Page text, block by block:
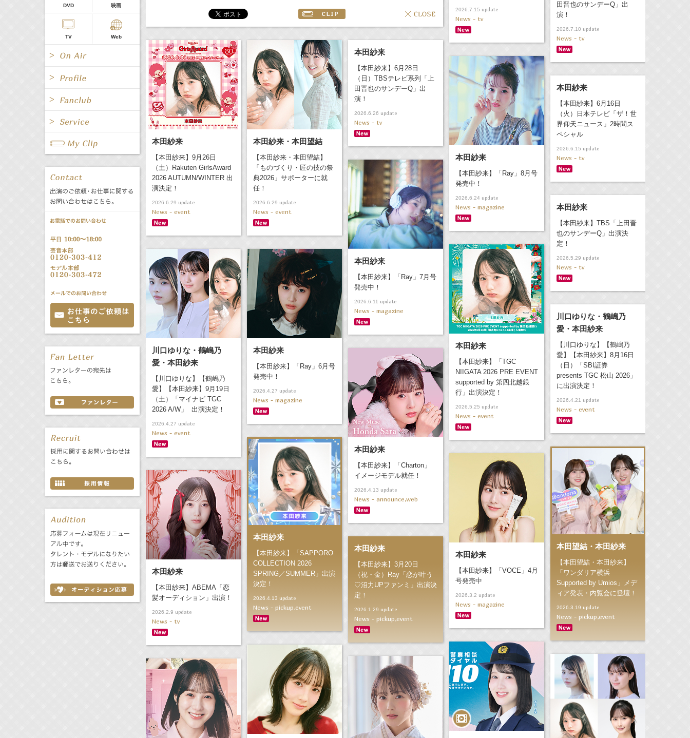
2026.7.15 update
News - tv
田晋也のサンデーQ」出
演！
2026.7.10 update
News - tv
本田紗来
【本田紗来】9月26日
（土）Rakuten GirlsAward
2026 AUTUMN/WINTER 出
演決定！
2026.6.29 update
News - event
本田紗来・本田望結
【本田紗来・本田望結】
「ものづくり・匠の技の祭
典2026」サポーターに就
任！
2026.6.29 update
News - event
本田紗来
【本田紗来】6月28日
（日）TBSテレビ系列「上
田晋也のサンデーQ」出
演！
2026.6.26 update
News - tv
本田紗来
【本田紗来】「Ray」8月号
発売中！
2026.6.24 update
News - magazine
本田紗来
【本田紗来】6月16日
（火）日本テレビ「ザ！世
界仰天ニュース」2時間ス
ペシャル
2026.6.15 update
News - tv
本田紗来
【本田紗来】「Ray」7月号
発売中！
2026.6.11 update
News - magazine
本田紗来
【本田紗来】TBS「上田晋
也のサンデーQ」出演決
定！
2026.5.29 update
News - tv
本田紗来
【本田紗来】「TGC
NIIGATA 2026 PRE EVENT
supported by 第四北越銀
行」出演決定！
2026.5.25 update
News - event
川口ゆりな・鶴嶋乃
愛・本田紗来
【川口ゆりな】【鶴嶋乃
愛】【本田紗来】9月19日
（土）「マイナビ TGC
2026 A/W」 出演決定！
2026.4.27 update
News - event
本田紗来
【本田紗来】「Ray」6月号
発売中！
2026.4.27 update
News - magazine
川口ゆりな・鶴嶋乃
愛・本田紗来
【川口ゆりな】【鶴嶋乃
愛】【本田紗来】8月16日
（日）「SBI証券
presents TGC 松山 2026」
に出演決定！
2026.4.21 update
News - event
本田紗来
【本田紗来】「Charton」
イメージモデル就任！
2026.4.13 update
News - announce,web
本田紗来
【本田紗来】「SAPPORO
COLLECTION 2026
SPRING／SUMMER」出演
決定！
2026.4.13 update
News - pickup,event
本田望結・本田紗来
【本田望結・本田紗来】
「ワンダリア横浜
Supported by Umios」メデ
ィア発表・内覧会に登壇！
2026.3.19 update
News - pickup,event
本田紗来
【本田紗来】「VOCE」4月
号発売中
2026.3.2 update
News - magazine
本田紗来
【本田紗来】ABEMA「恋
髪オーディション」出演！
2026.2.9 update
News - tv
本田紗来
【本田紗来】3月20日
（祝・金）Ray「恋が叶う
♡沼力UPファンミ」出演決
定！
2026.1.29 update
News - pickup,event
DVD 映画
TV Web
Radio
Radio
All 女優/タレント
グループ
キャスター/レポーター
バラエティ 声優
文化事業部 クリエイター
誕生日 8/9
あ か
さ
た
な
は
ま
や
ら
わ
All Fanclub Page
All 関連事業
公式サービス